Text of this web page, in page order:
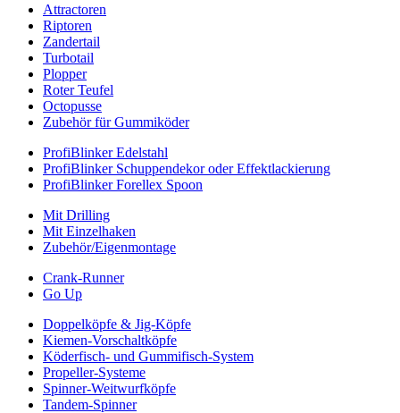
Attractoren
Riptoren
Zandertail
Turbotail
Plopper
Roter Teufel
Octopusse
Zubehör für Gummiköder
ProfiBlinker Edelstahl
ProfiBlinker Schuppendekor oder Effektlackierung
ProfiBlinker Forellex Spoon
Mit Drilling
Mit Einzelhaken
Zubehör/Eigenmontage
Crank-Runner
Go Up
Doppelköpfe & Jig-Köpfe
Kiemen-Vorschaltköpfe
Köderfisch- und Gummifisch-System
Propeller-Systeme
Spinner-Weitwurfköpfe
Tandem-Spinner